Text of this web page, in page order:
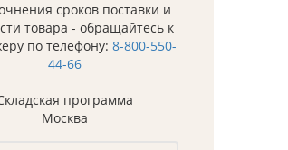
сроков поставки и
товара - обращайтесь к
по телефону: 8-800-550-
44-66
программа
Москва